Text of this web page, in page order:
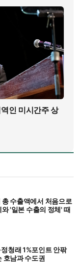
인 미시간주 상
수출액에서 처음으로
'일본 수출의 정체' 때
청래 1%포인트 안팎
호남과 수도권